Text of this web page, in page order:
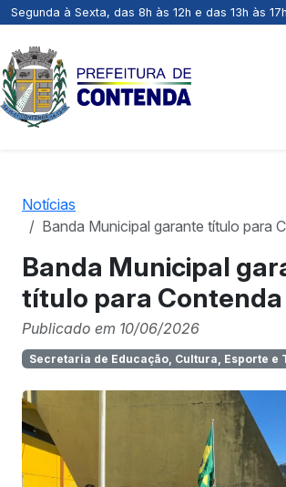
Segunda à Sexta, das 8h às 12h e das 13h às
Notícias
Banda Municipal garante título para
Banda Municipal
título para Contenda
Publicado em 10/06/2026
Secretaria de Educação, Cultura, Esporte e